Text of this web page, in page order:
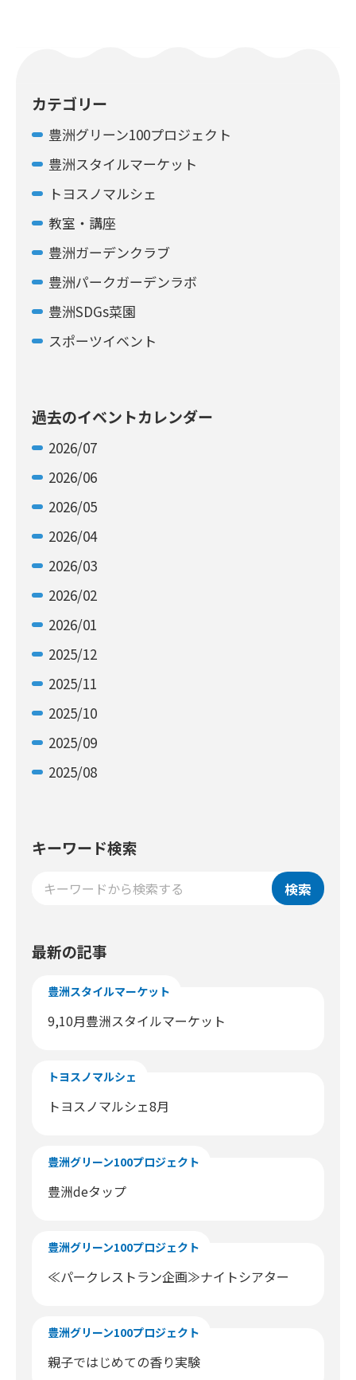
カテゴリー
豊洲グリーン100プロジェクト
豊洲スタイルマーケット
トヨスノマルシェ
教室・講座
豊洲ガーデンクラブ
豊洲パークガーデンラボ
豊洲SDGs菜園
スポーツイベント
過去のイベントカレンダー
2026/07
2026/06
2026/05
2026/04
2026/03
2026/02
2026/01
2025/12
2025/11
2025/10
2025/09
2025/08
キーワード検索
検索
最新の記事
豊洲スタイルマーケット
9,10月豊洲スタイルマーケット
トヨスノマルシェ
トヨスノマルシェ8月
豊洲グリーン100プロジェクト
豊洲deタップ
豊洲グリーン100プロジェクト
≪パークレストラン企画≫ナイトシアター
豊洲グリーン100プロジェクト
親子ではじめての香り実験